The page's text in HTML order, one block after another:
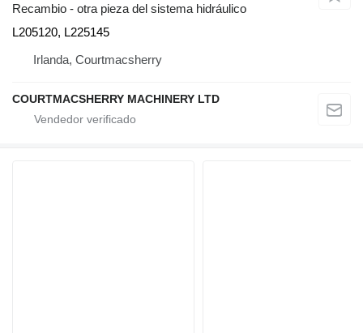
Recambio - otra pieza del sistema hidráulico
L205120, L225145
Irlanda, Courtmacsherry
COURTMACSHERRY MACHINERY LTD